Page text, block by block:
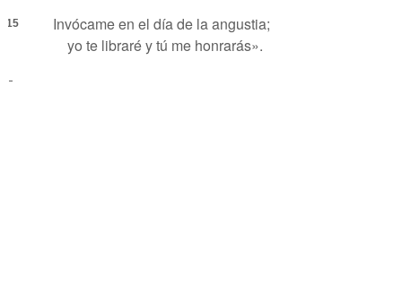
15
Invócame en el día de la angustia;
yo te libraré y tú me honrarás».
-